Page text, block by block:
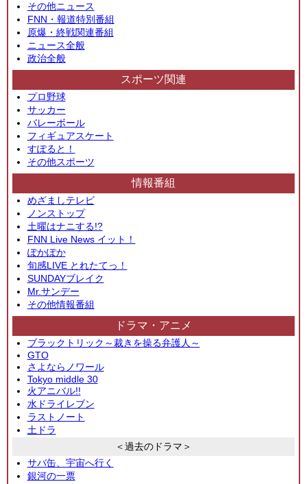
その他ニュース
FNN・報道特別番組
原爆・終戦関連番組
ニュース全般
政治全般
スポーツ関連
プロ野球
サッカー
バレーボール
フィギュアスケート
すぽると！
その他スポーツ
情報番組
めざましテレビ
ノンストップ
土曜はナニする!?
FNN Live News イット！
ぽかぽか
旬感LIVE とれたてっ！
SUNDAYブレイク
Mr.サンデー
その他情報番組
ドラマ・アニメ
ブラックトリック～裁きを操る弁護人～
GTO
さよならノワール
Tokyo middle 30
火アニバル!!
水ドライレブン
ラストノート
土ドラ
＜過去のドラマ＞
サバ缶、宇宙へ行く
銀河の一票